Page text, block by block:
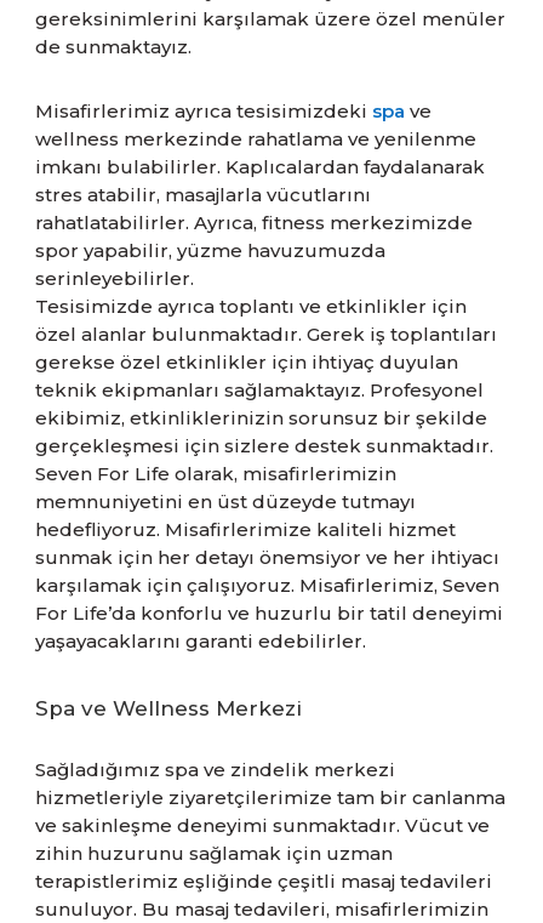
gereksinimlerini karşılamak üzere özel menüler
de sunmaktayız.
Misafirlerimiz ayrıca tesisimizdeki spa ve
wellness merkezinde rahatlama ve yenilenme
imkanı bulabilirler. Kaplıcalardan faydalanarak
stres atabilir, masajlarla vücutlarını
rahatlatabilirler. Ayrıca, fitness merkezimizde
spor yapabilir, yüzme havuzumuzda
serinleyebilirler.
Tesisimizde ayrıca toplantı ve etkinlikler için
özel alanlar bulunmaktadır. Gerek iş toplantıları
gerekse özel etkinlikler için ihtiyaç duyulan
teknik ekipmanları sağlamaktayız. Profesyonel
ekibimiz, etkinliklerinizin sorunsuz bir şekilde
gerçekleşmesi için sizlere destek sunmaktadır.
Seven For Life olarak, misafirlerimizin
memnuniyetini en üst düzeyde tutmayı
hedefliyoruz. Misafirlerimize kaliteli hizmet
sunmak için her detayı önemsiyor ve her ihtiyacı
karşılamak için çalışıyoruz. Misafirlerimiz, Seven
For Life’da konforlu ve huzurlu bir tatil deneyimi
yaşayacaklarını garanti edebilirler.
Spa ve Wellness Merkezi
Sağladığımız spa ve zindelik merkezi
hizmetleriyle ziyaretçilerimize tam bir canlanma
ve sakinleşme deneyimi sunmaktadır. Vücut ve
zihin huzurunu sağlamak için uzman
terapistlerimiz eşliğinde çeşitli masaj tedavileri
sunuluyor. Bu masaj tedavileri, misafirlerimizin